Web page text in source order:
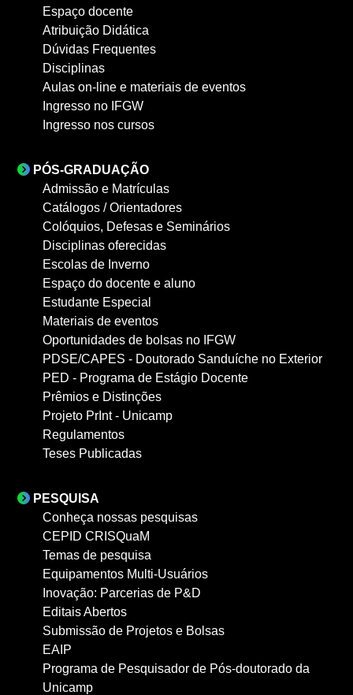
Espaço docente
Atribuição Didática
Dúvidas Frequentes
Disciplinas
Aulas on-line e materiais de eventos
Ingresso no IFGW
Ingresso nos cursos
PÓS-GRADUAÇÃO
Admissão e Matrículas
Catálogos / Orientadores
Colóquios, Defesas e Seminários
Disciplinas oferecidas
Escolas de Inverno
Espaço do docente e aluno
Estudante Especial
Materiais de eventos
Oportunidades de bolsas no IFGW
PDSE/CAPES - Doutorado Sanduíche no Exterior
PED - Programa de Estágio Docente
Prêmios e Distinções
Projeto PrInt - Unicamp
Regulamentos
Teses Publicadas
PESQUISA
Conheça nossas pesquisas
CEPID CRISQuaM
Temas de pesquisa
Equipamentos Multi-Usuários
Inovação: Parcerias de P&D
Editais Abertos
Submissão de Projetos e Bolsas
EAIP
Programa de Pesquisador de Pós-doutorado da
Unicamp